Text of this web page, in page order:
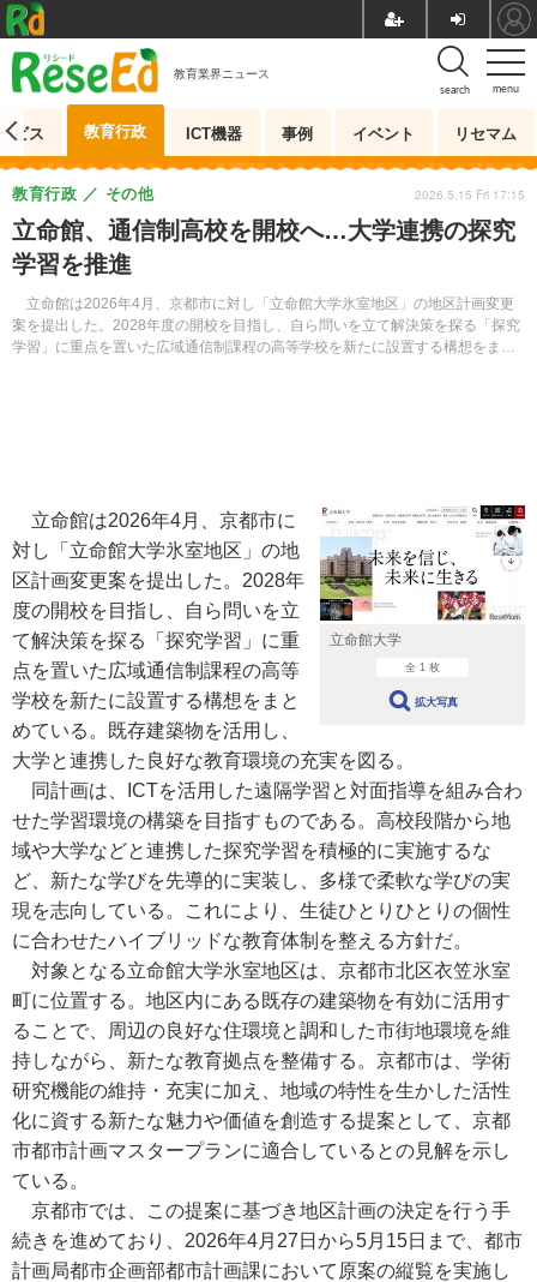
menu
search
教育業界ニュース
ビス 教育行政 ICT機器 事例 イベント リセマム
立命館、通信制高校を開校へ…大学連携の探究
学習を推進
立命館は2026年4月、京都市に対し「立命館大学氷室地区」の地区計画変更
案を提出した。2028年度の開校を目指し、自ら問いを立て解決策を探る「探究
学習」に重点を置いた広域通信制課程の高等学校を新たに設置する構想をまと
教育行政 その他 2026.5.15 Fri 17:15
立命館大学
全 1 枚
拡大写真
立命館は2026年4月、京都市に
対し「立命館大学氷室地区」の地
区計画変更案を提出した。2028年
度の開校を目指し、自ら問いを立
て解決策を探る「探究学習」に重
点を置いた広域通信制課程の高等
学校を新たに設置する構想をまと
めている。既存建築物を活用し、
大学と連携した良好な教育環境の充実を図る。
同計画は、ICTを活用した遠隔学習と対面指導を組み合わ
せた学習環境の構築を目指すものである。高校段階から地
域や大学などと連携した探究学習を積極的に実施するな
ど、新たな学びを先導的に実装し、多様で柔軟な学びの実
現を志向している。これにより、生徒ひとりひとりの個性
に合わせたハイブリッドな教育体制を整える方針だ。
対象となる立命館大学氷室地区は、京都市北区衣笠氷室
町に位置する。地区内にある既存の建築物を有効に活用す
ることで、周辺の良好な住環境と調和した市街地環境を維
持しながら、新たな教育拠点を整備する。京都市は、学術
研究機能の維持・充実に加え、地域の特性を生かした活性
化に資する新たな魅力や価値を創造する提案として、京都
市都市計画マスタープランに適合しているとの見解を示し
ている。
京都市では、この提案に基づき地区計画の決定を行う手
続きを進めており、2026年4月27日から5月15日まで、都市
計画局都市企画部都市計画課において原案の縦覧を実施し